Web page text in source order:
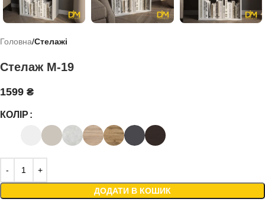
Головна Стелажі
Стелаж М-19
1599 ₴
КОЛІР
ДОДАТИ В КОШИК